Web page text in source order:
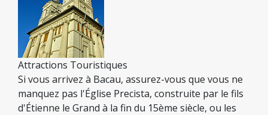
Attractions Touristiques
Si vous arrivez à Bacau, assurez-vous que vous ne
manquez pas l'Église Precista, construite par le fils
d'Étienne le Grand à la fin du 15ème siècle, ou les